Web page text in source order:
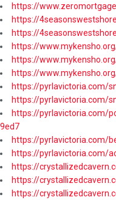
https://
https://
https://
https://
https://
https://
https://pyrlavictoria.com/
https://pyrlavictoria.com/
https://pyrlavictoria.com/
9ed7
https://pyrlavictoria.com/
https://pyrlavictoria.com/
https://
https://
https://